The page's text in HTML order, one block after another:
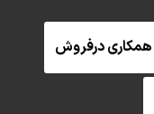
همکاری درفروش